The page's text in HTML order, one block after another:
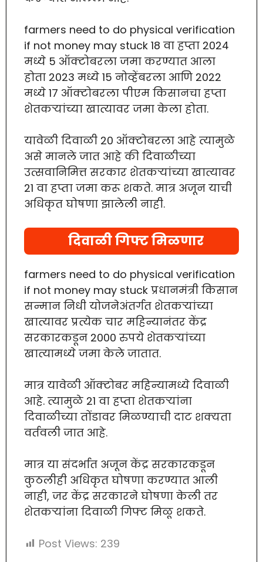
farmers need to do physical verification
if not money may stuck 18 वा हप्ता 2024
मध्ये 5 ऑक्टोबरला जमा करण्यात आला
होता 2023 मध्ये 15 नोव्हेंबरला आणि 2022
मध्ये 17 ऑक्टोबरला पीएम किसानचा हप्ता
शेतकऱ्यांच्या खात्यावर जमा केला होता.
यावेळी दिवाळी 20 ऑक्टोबरला आहे त्यामुळे
असे मानले जात आहे की दिवाळीच्या
उत्सवानिमित्त सरकार शेतकऱ्यांच्या खात्यावर
21 वा हप्ता जमा करू शकते. मात्र अजून याची
अधिकृत घोषणा झालेली नाही.
दिवाळी गिफ्ट मिळणार
farmers need to do physical verification
if not money may stuck प्रधानमंत्री किसान
सन्मान निधी योजनेअंतर्गत शेतकऱ्यांच्या
खात्यावर प्रत्येक चार महिन्यानंतर केंद्र
सरकारकडून 2000 रुपये शेतकऱ्यांच्या
खात्यामध्ये जमा केले जातात.
मात्र यावेळी ऑक्टोबर महिन्यामध्ये दिवाळी
आहे. त्यामुळे 21 वा हप्ता शेतकऱ्यांना
दिवाळीच्या तोंडावर मिळण्याची दाट शक्यता
वर्तवली जात आहे.
मात्र या संदर्भात अजून केंद्र सरकारकडून
कुठलीही अधिकृत घोषणा करण्यात आली
नाही, जर केंद्र सरकारने घोषणा केली तर
शेतकऱ्यांना दिवाळी गिफ्ट मिळू शकते.
Post Views: 239